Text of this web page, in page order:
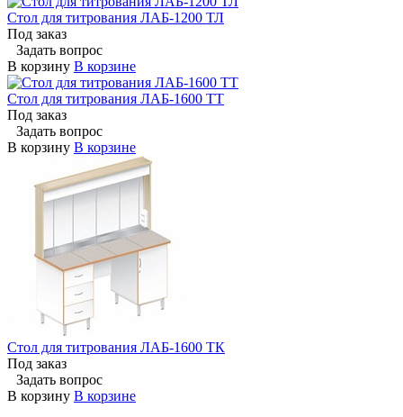
Стол для титрования ЛАБ-1200 ТЛ
Под заказ
Задать вопрос
В корзину В корзине
Стол для титрования ЛАБ-1600 ТТ
Под заказ
Задать вопрос
В корзину В корзине
Стол для титрования ЛАБ-1600 ТК
Под заказ
Задать вопрос
В корзину В корзине